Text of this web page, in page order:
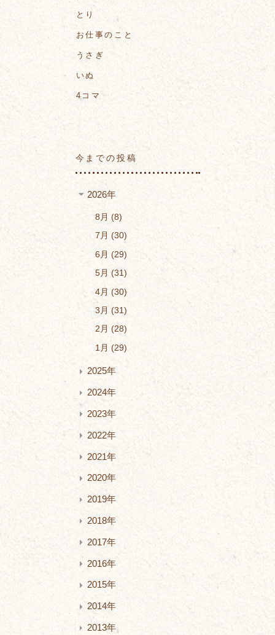
とり
お仕事のこと
うさぎ
いぬ
4コマ
今までの投稿
2026年
8月
8
7月
30
6月
29
5月
31
4月
30
3月
31
2月
28
1月
29
2025年
2024年
2023年
2022年
2021年
2020年
2019年
2018年
2017年
2016年
2015年
2014年
2013年